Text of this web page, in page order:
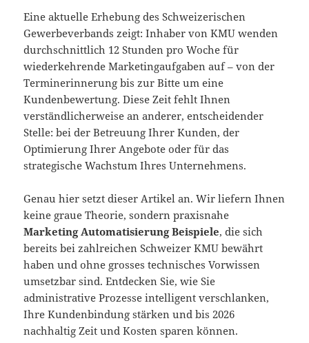
Eine aktuelle Erhebung des Schweizerischen
Gewerbeverbands zeigt: Inhaber von KMU wenden
durchschnittlich 12 Stunden pro Woche für
wiederkehrende Marketingaufgaben auf – von der
Terminerinnerung bis zur Bitte um eine
Kundenbewertung. Diese Zeit fehlt Ihnen
verständlicherweise an anderer, entscheidender
Stelle: bei der Betreuung Ihrer Kunden, der
Optimierung Ihrer Angebote oder für das
strategische Wachstum Ihres Unternehmens.
Genau hier setzt dieser Artikel an. Wir liefern Ihnen
keine graue Theorie, sondern praxisnahe
Marketing Automatisierung Beispiele, die sich
bereits bei zahlreichen Schweizer KMU bewährt
haben und ohne grosses technisches Vorwissen
umsetzbar sind. Entdecken Sie, wie Sie
administrative Prozesse intelligent verschlanken,
Ihre Kundenbindung stärken und bis 2026
nachhaltig Zeit und Kosten sparen können.